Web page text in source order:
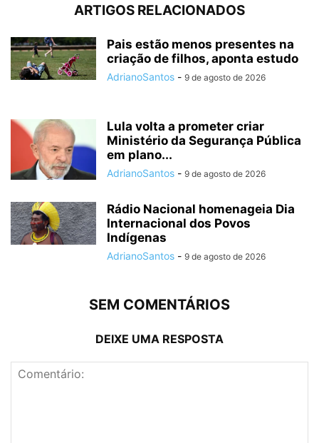
ARTIGOS RELACIONADOS
Pais estão menos presentes na
criação de filhos, aponta estudo
AdrianoSantos - 9 de agosto de 2026
Lula volta a prometer criar
Ministério da Segurança Pública
em plano...
AdrianoSantos - 9 de agosto de 2026
Rádio Nacional homenageia Dia
Internacional dos Povos
Indígenas
AdrianoSantos - 9 de agosto de 2026
SEM COMENTÁRIOS
DEIXE UMA RESPOSTA